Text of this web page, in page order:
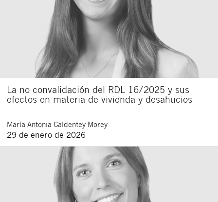
La no convalidación del RDL 16/2025 y sus
efectos en materia de vivienda y desahucios
María Antonia Caldentey Morey
29 de enero de 2026